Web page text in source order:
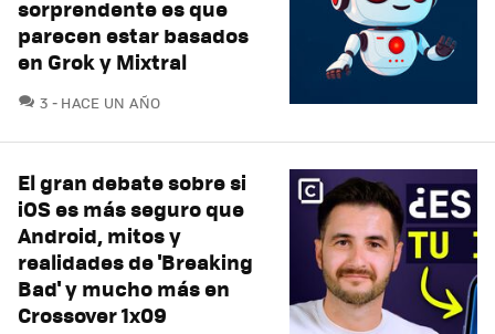
sorprendente es que
parecen estar basados
en Grok y Mixtral
3 COMENTARIOS
HACE UN AÑO
El gran debate sobre si
iOS es más seguro que
Android, mitos y
realidades de 'Breaking
Bad' y mucho más en
Crossover 1x09